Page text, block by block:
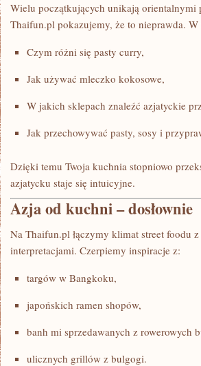
Wielu początkujących unikają orientalnymi
Thaifun.pl pokazujemy, że to nieprawda.
Czym różni się pasty curry,
Jak używać mleczko kokosowe,
W jakich sklepach znaleźć azjatyckie
Jak przechowywać pasty, sosy i
Dzięki temu Twoja kuchnia stopniowo
azjatycku staje się intuicyjne.
Azja od kuchni – dosłownie
Na Thaifun.pl łączymy klimat street foodu
interpretacjami. Czerpiemy inspiracje z:
targów w Bangkoku,
japońskich ramen shopów,
banh mi sprzedawanych z rowerowych
ulicznych grillów z bulgogi.